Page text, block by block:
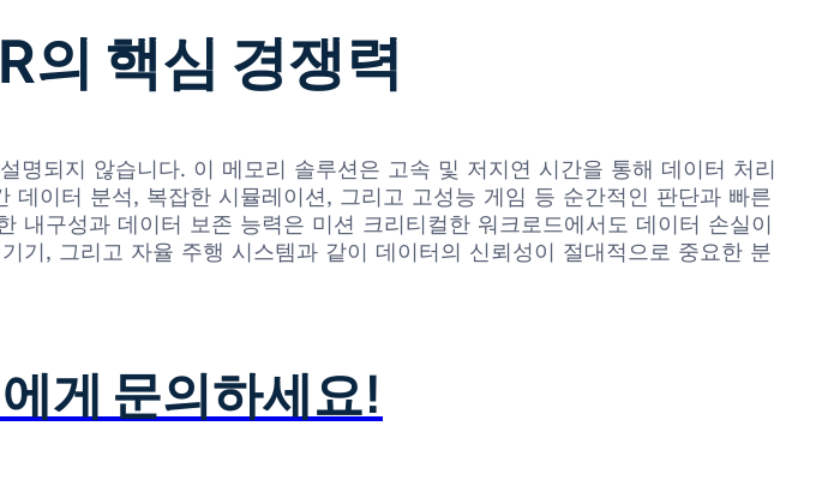
의 핵심 경쟁력
명되지 않습니다. 이 메모리 솔루션은 고속 및 저지연 시간을 통해 데이터 처리
이터 분석, 복잡한 시뮬레이션, 그리고 고성능 게임 등 순간적인 판단과 빠른
내구성과 데이터 보존 능력은 미션 크리티컬한 워크로드에서도 데이터 손실이
기, 그리고 자율 주행 시스템과 같이 데이터의 신뢰성이 절대적으로 중요한 분
게 문의하세요!